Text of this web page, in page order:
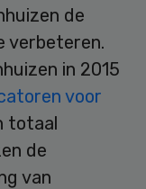
de
verbeteren.
in 2015
voor
totaal
de
van